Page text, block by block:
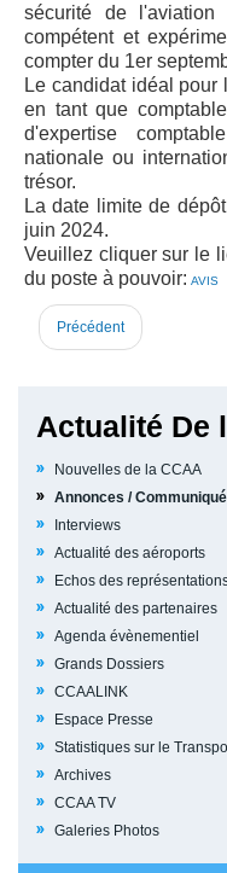
sécurité de l'aviation
compétent et
compter du 1er
Le candidat idéal
en tant que
d'expertise
nationale ou
trésor.
La date limite de
juin 2024.
Veuillez cliquer sur le
du poste à pouvoir: AVIS
Précédent
Actualité De
Nouvelles de la CCAA
Annonces /
Interviews
Actualité des aéroports
Echos des
Actualité des partenaires
Agenda évènementiel
Grands Dossiers
CCAALINK
Espace Presse
Statistiques sur le
Archives
CCAA TV
Galeries Photos